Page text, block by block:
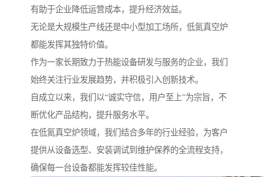
有助于企业降低运营成本，提升经济效益。
无论是大规模生产线还是中小型加工场所，低氮真空炉
都能发挥其独特价值。
作为一家长期致力于热能设备研发与服务的企业，我们
始终关注行业发展趋势，并积极引入创新技术。
自成立以来，我们以“诚实守信，用户至上”为宗旨，不
断优化产品结构，提升服务水平。
在低氮真空炉领域，我们结合多年的行业经验，为客户
提供从设备选型、安装调试到维护保养的全流程支持，
确保每一台设备都能发挥较佳性能。